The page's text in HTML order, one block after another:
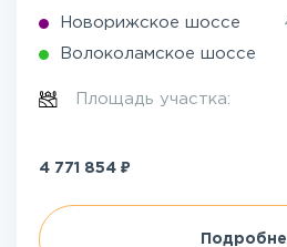
Новорижское шоссе
Волоколамское шоссе
Площадь участка:
4 771 854 ₽